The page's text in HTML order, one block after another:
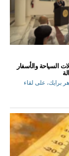
السياحة والأسفار
برايك، على لقاء